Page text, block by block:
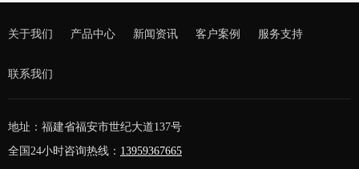
关于我们 产品中心 新闻资讯 客户案例 服务支持
联系我们
地址：福建省福安市世纪大道137号
全国24小时咨询热线： 13959367665